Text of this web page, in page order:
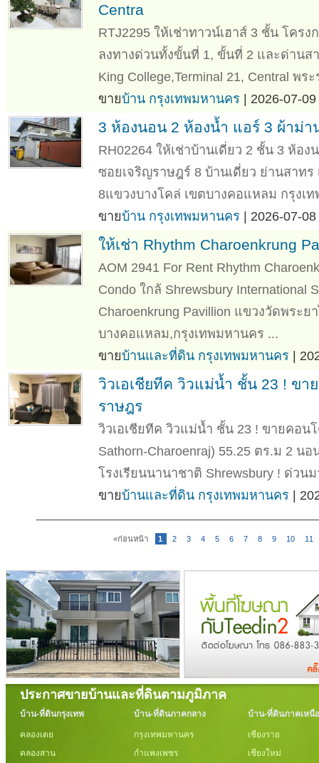
Centra
RTJ2295 ให้เช่าทาวน์เฮาส์ 3 ชั้น โคร
ลงทางด่วนทั้งขั้นที่ 1, ขั้นที่ 2 และด่านส
King College,Terminal 21, Central พร
ขายบ้าน กรุงเทพมหานคร | 2026-07-
3 ห้องนอน 2 ห้องน้ำ แอร์ 3 ผ้าม่า
RH02264 ให้เช่าบ้านเดี่ยว 2 ชั้น 3 ห้อ
ซอยเจริญราษฎร์ 8 บ้านเดี่ยว ย่านสาท
8แขวงบางโคล่ เขตบางคอแหลม กรุงเ
ขายบ้าน กรุงเทพมหานคร | 2026-07-
ให้เช่า Rhythm Charoenkrung
AOM 2941 For Rent Rhythm
Condo ใกล้ Shrewsbury International
Charoenkrung Pavillion แขวงวัดพระย
บางคอแหลม,กรุงเทพมหานคร ...
ขายบ้านและที่ดิน กรุงเทพมหานคร |
วิวเอเชียทีค วิวแม่น้ำ ชั้น 23 ! ขา
ราษฎร
วิวเอเชียทีค วิวแม่น้ำ ชั้น 23 ! ขายคอน
Sathorn-Charoenraj) 55.25 ตร.ม 2 น
โรงเรียนนานาชาติ Shrewsbury ! ด่วน
ขายบ้านและที่ดิน กรุงเทพมหานคร |
«ก่อนหน้า 1 2 3 4 5 6 7 8 9 10 11
ประกาศขายบ้านและที่ดินตามภูมิภาค
บ้าน-ที่ดินกรุงเทพ
คลองเตย
คลองสาน
บ้าน-ที่ดินภาคกลาง
กรุงเทพมหานคร
กำแพงเพชร
บ้าน-ที่ดินภาคเหนือ
เชียงราย
เชียงใหม่